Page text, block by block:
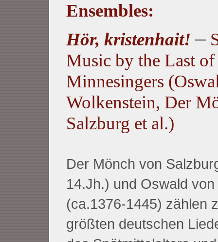
Ensembles:
Hör, kristenhait!–
Music by the Last of
Minnesingers
Wolkenstein, Der
Salzburg et al.)
Der Mönch von
14.Jh.) und Oswald
(ca.1376-1445) zählen
größten deutschen